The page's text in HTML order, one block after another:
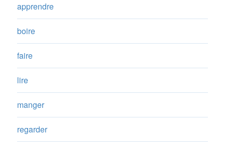
apprendre
boire
faire
lire
manger
regarder